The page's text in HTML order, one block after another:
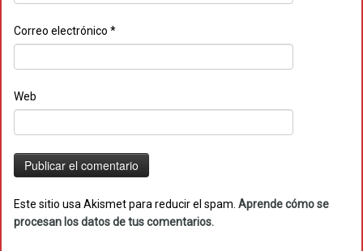
Correo electrónico *
Web
Este sitio usa Akismet para reducir el spam. Aprende cómo se
procesan los datos de tus comentarios.